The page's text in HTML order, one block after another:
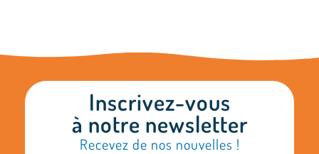
Inscrivez-vous
à notre newsletter
Recevez de nos nouvelles !